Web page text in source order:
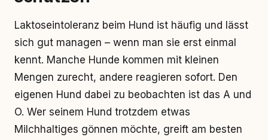
Laktoseintoleranz beim Hund ist häufig und lässt
sich gut managen – wenn man sie erst einmal
kennt. Manche Hunde kommen mit kleinen
Mengen zurecht, andere reagieren sofort. Den
eigenen Hund dabei zu beobachten ist das A und
O. Wer seinem Hund trotzdem etwas
Milchhaltiges gönnen möchte, greift am besten